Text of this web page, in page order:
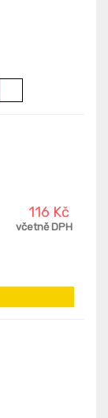
116 Kč
včetně DPH